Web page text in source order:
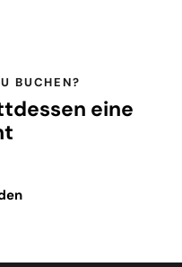
BUCHEN?
eine